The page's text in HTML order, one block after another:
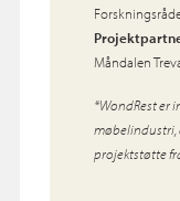
Måndalen
*WondRest er
møbelindustri,
projektstøtte